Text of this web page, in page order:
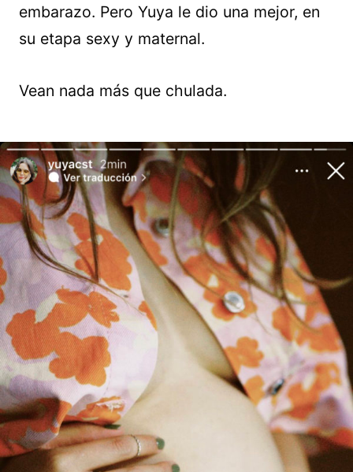
embarazo. Pero Yuya le dio una mejor, en
su etapa sexy y maternal.
Vean nada más que chulada.